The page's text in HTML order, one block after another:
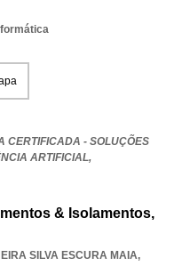
CERTIFICADA - SOLUÇÕES
ARTIFICIAL,
& Isolamentos,
SILVA ESCURA MAIA,